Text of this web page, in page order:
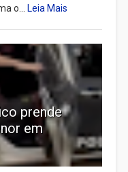
o... Leia Mais
prende
em